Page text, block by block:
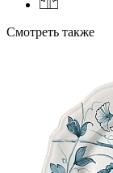
Смотреть также